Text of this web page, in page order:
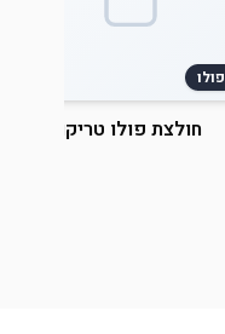
פולו
חולצת פולו טריקו